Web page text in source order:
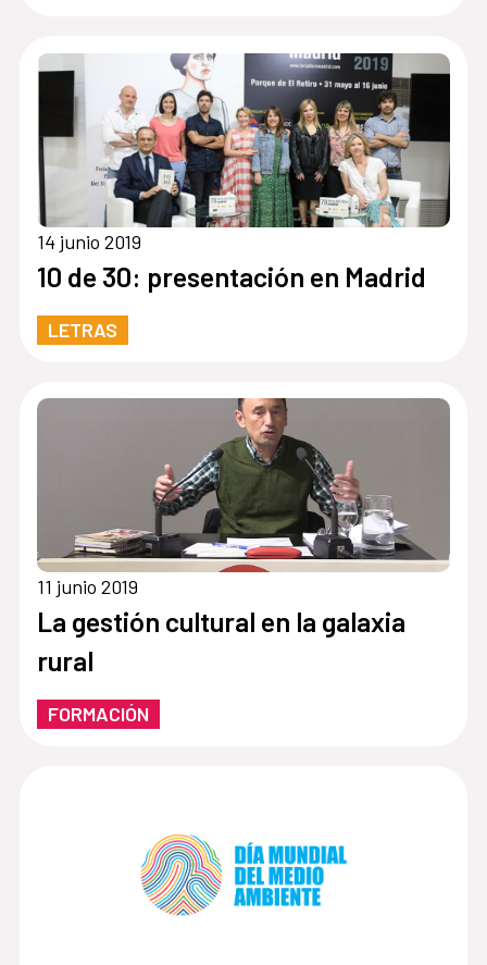
14 junio 2019
10 de 30: presentación en Madrid
LETRAS
11 junio 2019
La gestión cultural en la galaxia
rural
FORMACIÓN